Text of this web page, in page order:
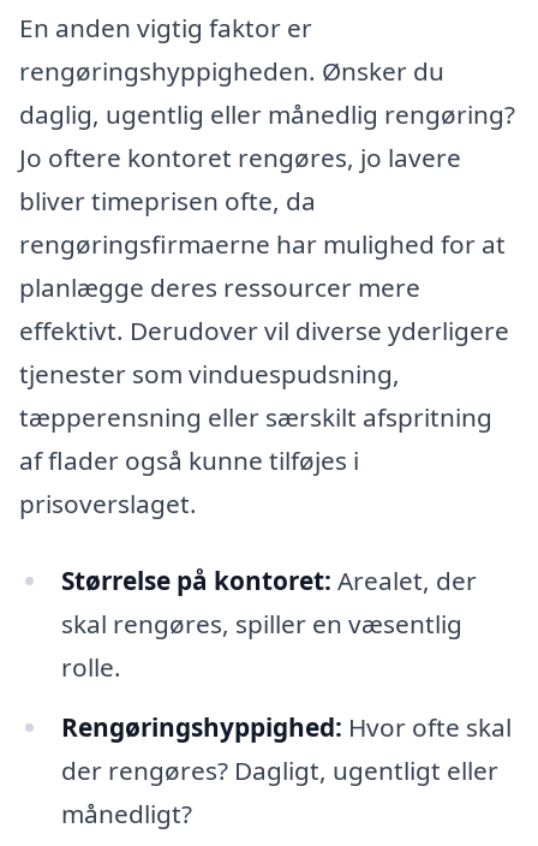
En anden vigtig faktor er
rengøringshyppigheden. Ønsker du
daglig, ugentlig eller månedlig rengøring?
Jo oftere kontoret rengøres, jo lavere
bliver timeprisen ofte, da
rengøringsfirmaerne har mulighed for at
planlægge deres ressourcer mere
effektivt. Derudover vil diverse yderligere
tjenester som vinduespudsning,
tæpperensning eller særskilt afspritning
af flader også kunne tilføjes i
prisoverslaget.
Størrelse på kontoret: Arealet, der
skal rengøres, spiller en væsentlig
rolle.
Rengøringshyppighed: Hvor ofte skal
der rengøres? Dagligt, ugentligt eller
månedligt?